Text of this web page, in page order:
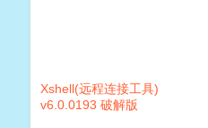
Xshell(远程连接工具)
v6.0.0193 破解版